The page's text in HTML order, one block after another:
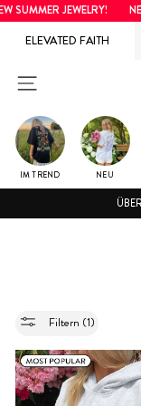
NEW SUMMER
ELEVATED FAITH
Direkt
zum
IM TREND NEU
Filtern (1)